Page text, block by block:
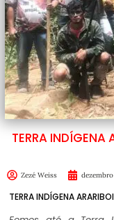
TERRA INDÍGENA
Zezé Weiss
TERRA INDÍGENA